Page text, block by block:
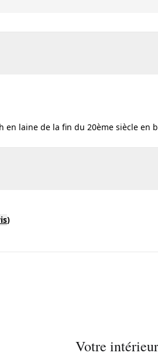
en laine de la fin du 20ème siècle en
)
Votre